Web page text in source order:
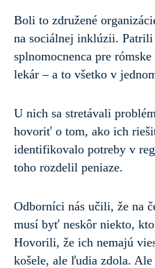
Boli to združené
na sociálnej inklúzii.
splnomocnenca pre
lekár – a to všetko v
U nich sa stretávali
hovoriť o tom, ako ich
identifikovalo potreby v
toho rozdelil peniaze.
Odborníci nás učili, že na
musí byť neskôr niekto,
Hovorili, že ich nemajú
košele, ale ľudia zdola.